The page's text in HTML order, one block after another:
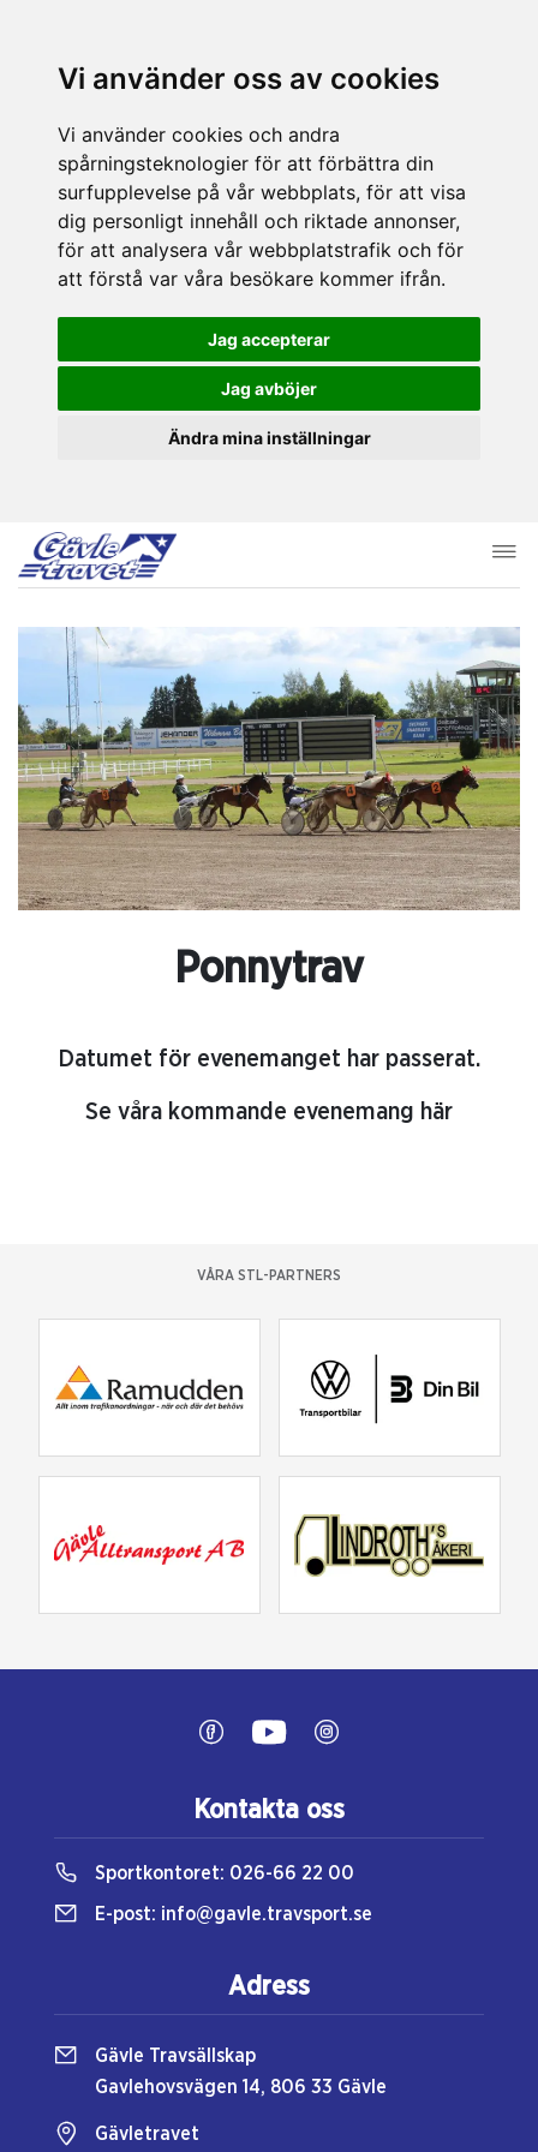
Vi använder oss av cookies
Vi använder cookies och andra
spårningsteknologier för att förbättra din
surfupplevelse på vår webbplats, för att visa
dig personligt innehåll och riktade annonser,
för att analysera vår webbplatstrafik och för
att förstå var våra besökare kommer ifrån.
Jag accepterar
Jag avböjer
Ändra mina inställningar
Ponnytrav
Datumet för evenemanget har passerat.
Se våra kommande evenemang här
VÅRA STL-PARTNERS
Kontakta oss
Sportkontoret: 026-66 22 00
E-post: info@gavle.travsport.se
Adress
Gävle Travsällskap
Gavlehovsvägen 14, 806 33 Gävle
Gävletravet